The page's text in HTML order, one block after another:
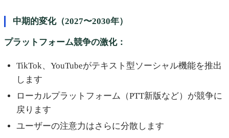
中期的変化（2027〜2030年）
プラットフォーム競争の激化：
TikTok、YouTubeがテキスト型ソーシャル機能を推出
します
ローカルプラットフォーム（PTT新版など）が競争に
戻ります
ユーザーの注意力はさらに分散します